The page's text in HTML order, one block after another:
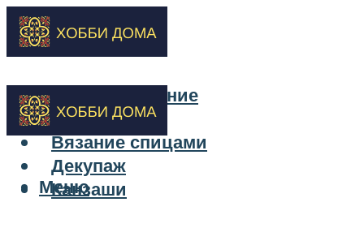
Бисероплетение
Вышивка
Вязание спицами
Декупаж
Канзаши
Меню